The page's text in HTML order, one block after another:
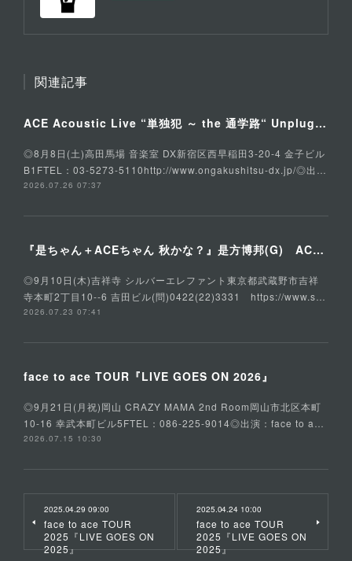
関連記事
ACE Acoustic Live “単独犯 ～ the 通学路“ Unplugged Special
◎8月8日(土)高田馬場 音楽室 DX新宿区西早稲田3-20-4 金子ビル
B1FTEL：03-5273-5110http://www.ongakushitsu-dx.jp/◎出…
2026.07.26 07:37
『是ちゃん＋ACEちゃん 秋かな？』是方博邦(G) ACE(Vo,G) 石川俊介(B) そうる透(Ds)
◎9月10日(木)吉祥寺 シルバーエレファント東京都武蔵野市吉祥
寺本町2丁目10--6 吉田ビル(問)0422(22)3331 https://www.s…
2026.07.23 07:41
face to ace TOUR『LIVE GOES ON 2026』
◎9月21日(月祝)岡山 CRAZY MAMA 2nd Room岡山市北区本町
10-16 幸武本町ビル5FTEL：086-225-9014◎出演：face to a…
2026.07.15 10:30
2025.04.29 09:00
face to ace TOUR
2025『LIVE GOES ON
2025』
2025.04.24 10:00
face to ace TOUR
2025『LIVE GOES ON
2025』